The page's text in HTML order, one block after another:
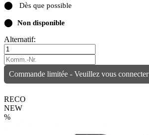
⬤ Dès que possible
⬤ Non disponible
Alternatif:
Commande limitée - Veuillez vous connecter
RECO
NEW
%